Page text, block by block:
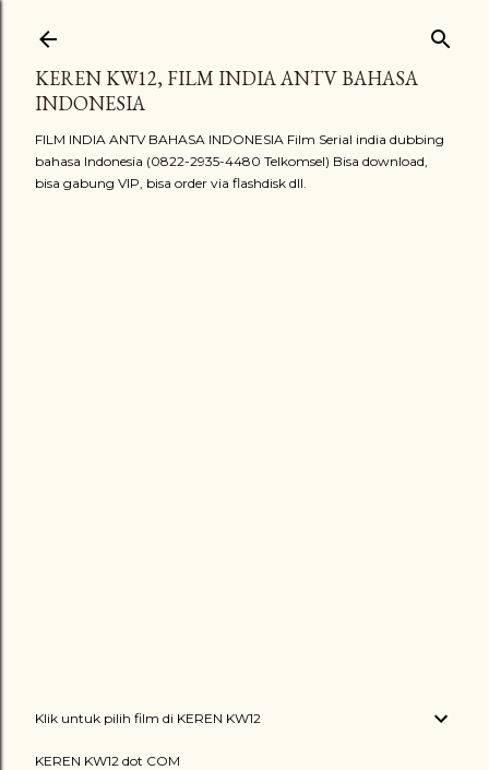
KEREN KW12, FILM INDIA ANTV BAHASA
INDONESIA
FILM INDIA ANTV BAHASA INDONESIA Film Serial india dubbing
bahasa Indonesia (0822-2935-4480 Telkomsel) Bisa download,
bisa gabung VIP, bisa order via flashdisk dll.
Klik untuk pilih film di KEREN KW12
KEREN KW12 dot COM